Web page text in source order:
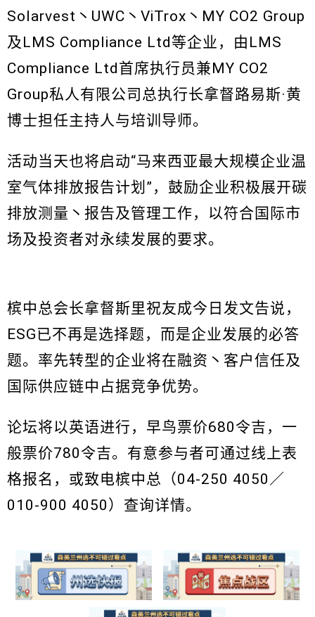
Solarvest丶UWC丶ViTrox丶MY CO2 Group
及LMS Compliance Ltd等企业，由LMS
Compliance Ltd首席执行员兼MY CO2
Group私人有限公司总执行长拿督路易斯·黄
博士担任主持人与培训导师。
活动当天也将启动“马来西亚最大规模企业温
室气体排放报告计划”，鼓励企业积极展开碳
排放测量丶报告及管理工作，以符合国际市
场及投资者对永续发展的要求。
槟中总会长拿督斯里祝友成今日发文告说，
ESG已不再是选择题，而是企业发展的必答
题。率先转型的企业将在融资丶客户信任及
国际供应链中占据竞争优势。
论坛将以英语进行，早鸟票价680令吉，一
般票价780令吉。有意参与者可通过线上表
格报名，或致电槟中总（04-250 4050／
010-900 4050）查询详情。